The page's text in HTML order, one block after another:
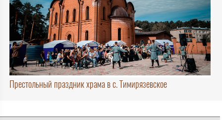
Престольный праздник храма в с. Тимирязевское